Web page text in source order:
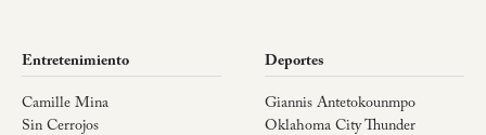
Entretenimiento
Camille Mina
Sin Cerrojos
Deportes
Giannis Antetokounmpo
Oklahoma City Thunder